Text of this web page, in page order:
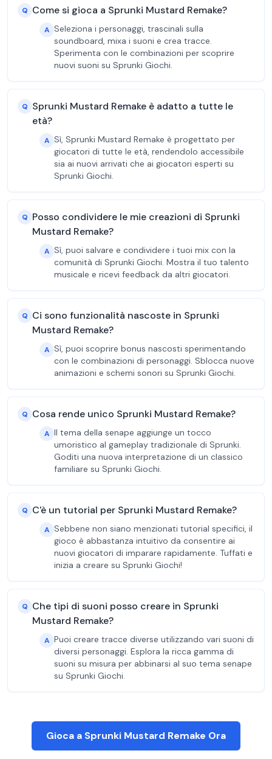
Q Come si gioca a Sprunki Mustard Remake?
A Seleziona i personaggi, trascinali sulla
soundboard, mixa i suoni e crea tracce.
Sperimenta con le combinazioni per scoprire
nuovi suoni su Sprunki Giochi.
Q Sprunki Mustard Remake è adatto a tutte le
età?
A Sì, Sprunki Mustard Remake è progettato per
giocatori di tutte le età, rendendolo accessibile
sia ai nuovi arrivati che ai giocatori esperti su
Sprunki Giochi.
Q Posso condividere le mie creazioni di Sprunki
Mustard Remake?
A Sì, puoi salvare e condividere i tuoi mix con la
comunità di Sprunki Giochi. Mostra il tuo talento
musicale e ricevi feedback da altri giocatori.
Q Ci sono funzionalità nascoste in Sprunki
Mustard Remake?
A Sì, puoi scoprire bonus nascosti sperimentando
con le combinazioni di personaggi. Sblocca nuove
animazioni e schemi sonori su Sprunki Giochi.
Q Cosa rende unico Sprunki Mustard Remake?
A Il tema della senape aggiunge un tocco
umoristico al gameplay tradizionale di Sprunki.
Goditi una nuova interpretazione di un classico
familiare su Sprunki Giochi.
Q C'è un tutorial per Sprunki Mustard Remake?
A Sebbene non siano menzionati tutorial specifici, il
gioco è abbastanza intuitivo da consentire ai
nuovi giocatori di imparare rapidamente. Tuffati e
inizia a creare su Sprunki Giochi!
Q Che tipi di suoni posso creare in Sprunki
Mustard Remake?
A Puoi creare tracce diverse utilizzando vari suoni di
diversi personaggi. Esplora la ricca gamma di
suoni su misura per abbinarsi al suo tema senape
su Sprunki Giochi.
Gioca a Sprunki Mustard Remake Ora